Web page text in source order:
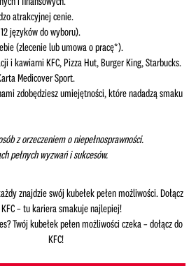
atrakcyjnej cenie.
języków do wyboru).
(zlecenie lub umowa o pracę*).
i kawiarni KFC, Pizza Hut, Burger King, Starbucks.
Medicover Sport.
zdobędziesz umiejętności, które nadadzą smaku
z orzeczeniem o niepełnosprawności.
pełnych wyzwań i sukcesów.
znajdzie swój kubełek pełen możliwości. Dołącz
– tu kariera smakuje najlepiej!
Twój kubełek pełen możliwości czeka – dołącz do
KFC!